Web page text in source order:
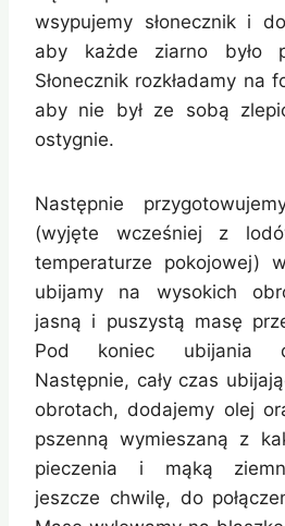
wsypujemy słonecznik i
aby każde ziarno było
Słonecznik rozkładamy na
aby nie był ze sobą
ostygnie.
Następnie
(wyjęte wcześniej z
temperaturze pokojowej)
ubijamy na wysokich
jasną i puszystą masę
Pod koniec ubijania
Następnie, cały czas
obrotach, dodajemy olej
pszenną wymieszaną z
pieczenia i mąką
jeszcze chwilę, do